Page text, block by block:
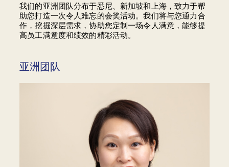
我们的亚洲团队分布于悉尼、新加坡和上海，致力于帮
助您打造一次令人难忘的会奖活动。我们将与您通力合
作，挖掘深层需求，协助您定制一场令人满意，能够提
高员工满意度和绩效的精彩活动。
亚洲团队